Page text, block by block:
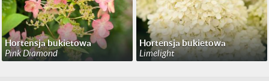
Hortensja bukietowa
Pink Diamond
Hortensja bukietowa
Limelight